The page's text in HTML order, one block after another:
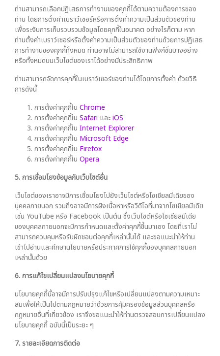
ท่านสามารถเลือกปฏิเสธการทำงานของคุกกี้ได้ตามความต้องการของ
ท่าน โดยการตั้งค่าเบราว์เซอร์หรือการตั้งค่าความเป็นส่วนตัวของท่าน
เพื่อระงับการเก็บรวบรวมข้อมูลโดยคุกกี้ในอนาคต อย่างไรก็ตาม หาก
ท่านตั้งค่าเบราว์เซอร์หรือตั้งค่าความเป็นส่วนตัวของท่านด้วยการปฏิเสธ
การทำงานของคุกกี้ทั้งหมด ท่านอาจไม่สามารถใช้งานฟังก์ชั่นบางอย่าง
หรือทั้งหมดบนเว็บไซต์ของเราได้อย่างมีประสิทธิภาพ
ท่านสามารถจัดการคุกกี้ในเบราว์เซอร์ของท่านได้โดยการตั้งค่า ด้วยวิธี
การดังนี้
การตั้งค่าคุกกี้ใน Chrome
การตั้งค่าคุกกี้ใน Safari และiOS
การตั้งค่าคุกกี้ใน Internet Explorer
การตั้งค่าคุกกี้ใน Microsoft Edge
การตั้งค่าคุกกี้ใน Firefox
การตั้งค่าคุกกี้ใน Opera
5. การเชื่อมโยงข้อมูลกับเว็บไซต์อื่น
เว็บไซต์ของเราอาจมีการเชื่อมโยงไปยังเว็บไซต์หรือโซเชียลมีเดียของ
บุคคลภายนอก รวมถึงอาจมีการฝังเนื้อหาหรือวีดีโอที่มาจากโซเชียลมีเดีย
เช่น YouTube หรือ Facebook เป็นต้น ซึ่งเว็บไซต์หรือโซเชียลมีเดีย
ของบุคคลภายนอกจะมีการกำหนดและตั้งค่าคุกกี้ขึ้นมาเอง โดยที่เราไม่
สามารถควบคุมหรือรับผิดชอบต่อคุกกี้เหล่านั้นได้ และขอแนะนำให้ท่าน
เข้าไปอ่านและศึกษานโยบายหรือประกาศการใช้คุกกี้ของบุคคลภายนอก
เหล่านั้นด้วย
6. การแก้ไขเปลี่ยนแปลงนโยบายคุกกี้
นโยบายคุกกี้นี้อาจมีการปรับปรุงแก้ไขหรือเปลี่ยนแปลงตามความเหมาะ
สมเพื่อให้เป็นไปตามกฎหมายว่าด้วยการคุ้มครองข้อมูลส่วนบุคคลหรือ
กฎหมายอื่นที่เกี่ยวข้อง เราจึงขอแนะนำให้ท่านตรวจสอบการเปลี่ยนแปลง
นโยบายคุกกี้ ฉบับนี้เป็นระยะ ๆ
7. รายละเอียดการติดต่อ